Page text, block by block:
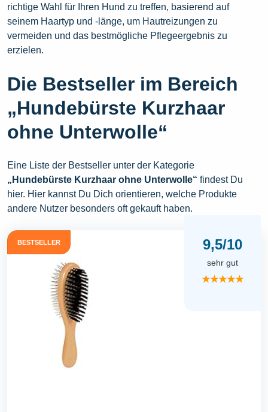
richtige Wahl für Ihren Hund zu treffen, basierend auf
seinem Haartyp und -länge, um Hautreizungen zu
vermeiden und das bestmögliche Pflegeergebnis zu
erzielen.
Die Bestseller im Bereich
„Hundebürste Kurzhaar
ohne Unterwolle“
Eine Liste der Bestseller unter der Kategorie
„Hundebürste Kurzhaar ohne Unterwolle“ findest Du
hier. Hier kannst Du Dich orientieren, welche Produkte
andere Nutzer besonders oft gekauft haben.
BESTSELLER 9,5/10
sehr gut
★★★★★